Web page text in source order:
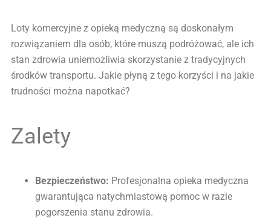
Loty komercyjne z opieką medyczną są doskonałym
rozwiązaniem dla osób, które muszą podróżować, ale ich
stan zdrowia uniemożliwia skorzystanie z tradycyjnych
środków transportu. Jakie płyną z tego korzyści i na jakie
trudności można napotkać?
Zalety
Bezpieczeństwo: Profesjonalna opieka medyczna
gwarantująca natychmiastową pomoc w razie
pogorszenia stanu zdrowia.